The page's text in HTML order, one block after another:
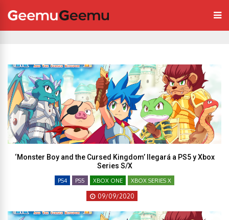
‘Monster Boy and the Cursed Kingdom’ llegará a PS5 y Xbox
Series S/X
PS4 PS5 XBOX ONE XBOX SERIES X
09/09/2020